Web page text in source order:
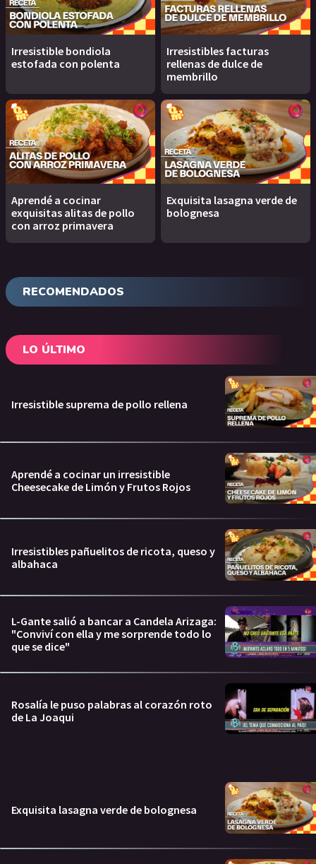
Irresistible bondiola
estofada con polenta
Irresistibles facturas
rellenas de dulce de
membrillo
Aprendé a cocinar
exquisitas alitas de pollo
con arroz primavera
Exquisita lasagna verde de
bolognesa
RECOMENDADOS
LO ÚLTIMO
Irresistible suprema de pollo rellena
Aprendé a cocinar un irresistible
Cheesecake de Limón y Frutos Rojos
Irresistibles pañuelitos de ricota, queso y
albahaca
L-Gante salió a bancar a Candela Arizaga:
"Conviví con ella y me sorprende todo lo
que se dice"
Rosalía le puso palabras al corazón roto
de La Joaqui
Exquisita lasagna verde de bolognesa